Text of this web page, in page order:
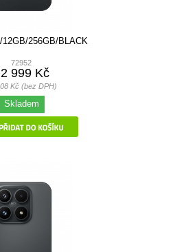
256GB/BLACK
72952
999 Kč
Kč (bez DPH)
Skladem